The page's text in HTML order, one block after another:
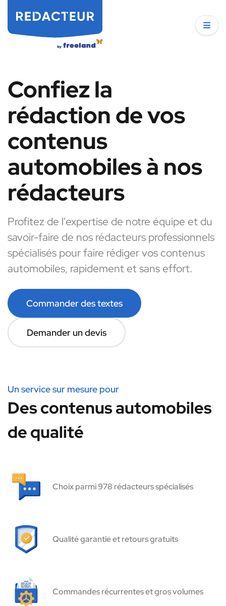
Confiez la
rédaction de vos
contenus
automobiles à nos
rédacteurs
Profitez de l'expertise de notre équipe et du
savoir-faire de nos rédacteurs professionnels
spécialisés pour faire rédiger vos contenus
automobiles, rapidement et sans effort.
Commander des textes
Demander un devis
Un service sur mesure pour
Des contenus automobiles
de qualité
Choix parmi 978 rédacteurs spécialisés
Qualité garantie et retours gratuits
Commandes récurrentes et gros volumes